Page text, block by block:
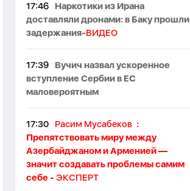
17:46
Наркотики из Ирана
доставляли дронами: в Баку прошли
задержания-ВИДЕО
17:39
Вучич назвал ускоренное
вступление Сербии в ЕС
маловероятным
17:30 Расим Мусабеков :
Препятствовать миру между
Азербайджаном и Арменией —
значит создавать проблемы самим
себе - ЭКСПЕРТ